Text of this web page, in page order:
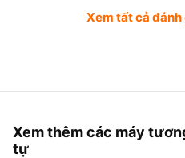
Xem tất cả
Xem thêm các máy
tự